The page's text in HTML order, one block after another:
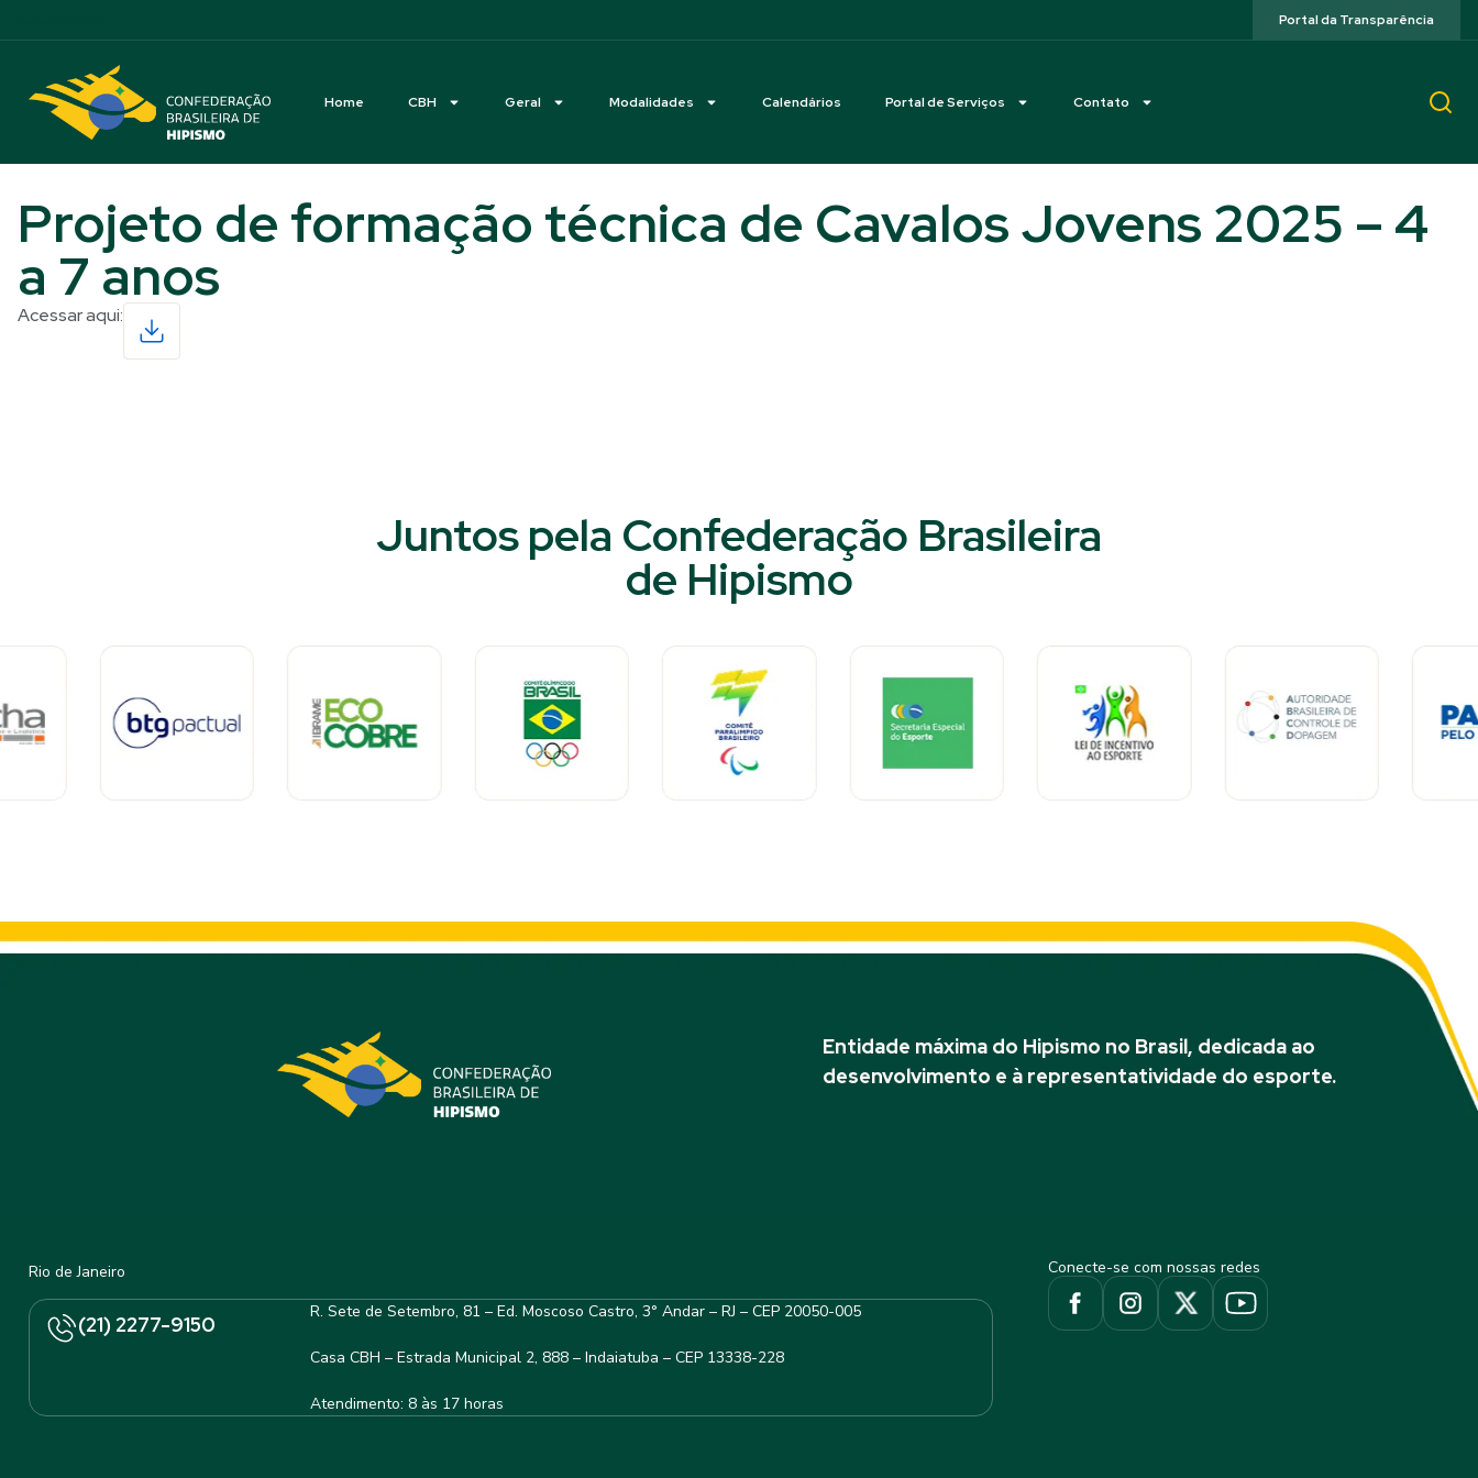
Portal da Transparência
Home CBH Geral Modalidades Calendários Portal de Serviços Contato
Projeto de formação técnica de Cavalos Jovens 2025 – 4
a 7 anos
Acessar aqui:
Juntos pela Confederação Brasileira
de Hipismo
Entidade máxima do Hipismo no Brasil, dedicada ao
desenvolvimento e à representatividade do esporte.
Rio de Janeiro
(21) 2277-9150
R. Sete de Setembro, 81 – Ed. Moscoso Castro, 3° Andar – RJ – CEP 20050-005
Casa CBH – Estrada Municipal 2, 888 – Indaiatuba – CEP 13338-228
Atendimento: 8 às 17 horas
Conecte-se com nossas redes